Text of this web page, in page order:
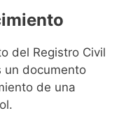
del Registro Civil
un documento
de una